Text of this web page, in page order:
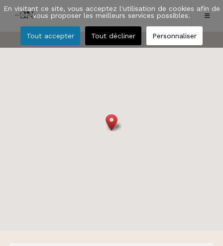
En visitant ce site, vous acceptez l'utilisation de cookies afin de
vous proposer les meilleurs services possibles.
Tout accepter Tout décliner Personnaliser